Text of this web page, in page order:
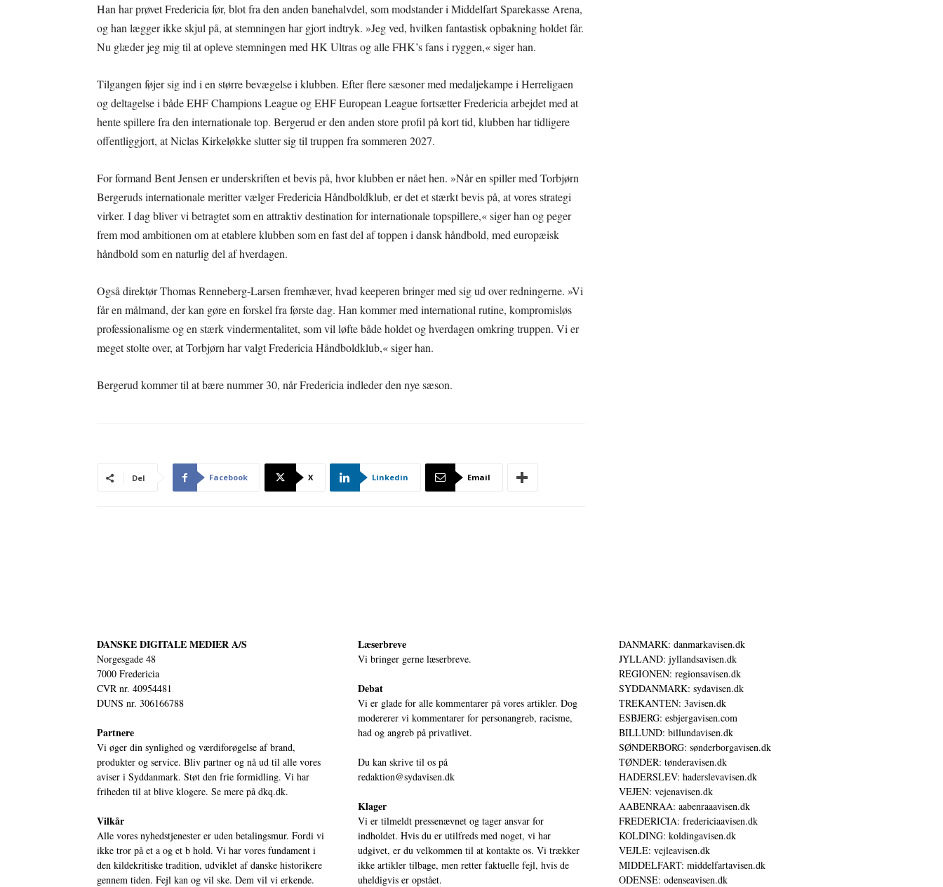
Han har prøvet Fredericia før, blot fra den anden banehalvdel, som modstander i Middelfart Sparekasse Arena,
og han lægger ikke skjul på, at stemningen har gjort indtryk. »Jeg ved, hvilken fantastisk opbakning holdet får.
Nu glæder jeg mig til at opleve stemningen med HK Ultras og alle FHK’s fans i ryggen,« siger han.
Tilgangen føjer sig ind i en større bevægelse i klubben. Efter flere sæsoner med medaljekampe i Herreligaen
og deltagelse i både EHF Champions League og EHF European League fortsætter Fredericia arbejdet med at
hente spillere fra den internationale top. Bergerud er den anden store profil på kort tid, klubben har tidligere
offentliggjort, at Niclas Kirkeløkke slutter sig til truppen fra sommeren 2027.
For formand Bent Jensen er underskriften et bevis på, hvor klubben er nået hen. »Når en spiller med Torbjørn
Bergeruds internationale meritter vælger Fredericia Håndboldklub, er det et stærkt bevis på, at vores strategi
virker. I dag bliver vi betragtet som en attraktiv destination for internationale topspillere,« siger han og peger
frem mod ambitionen om at etablere klubben som en fast del af toppen i dansk håndbold, med europæisk
håndbold som en naturlig del af hverdagen.
Også direktør Thomas Renneberg-Larsen fremhæver, hvad keeperen bringer med sig ud over redningerne. »Vi
får en målmand, der kan gøre en forskel fra første dag. Han kommer med international rutine, kompromisløs
professionalisme og en stærk vindermentalitet, som vil løfte både holdet og hverdagen omkring truppen. Vi er
meget stolte over, at Torbjørn har valgt Fredericia Håndboldklub,« siger han.
Bergerud kommer til at bære nummer 30, når Fredericia indleder den nye sæson.
Del Facebook X Linkedin Email
DANSKE DIGITALE MEDIER A/S
Norgesgade 48
7000 Fredericia
CVR nr. 40954481
DUNS nr. 306166788
Partnere
Vi øger din synlighed og værdiforøgelse af brand,
produkter og service. Bliv partner og nå ud til alle vores
aviser i Syddanmark. Støt den frie formidling. Vi har
friheden til at blive klogere. Se mere på dkq.dk.
Vilkår
Alle vores nyhedstjenester er uden betalingsmur. Fordi vi
ikke tror på et a og et b hold. Vi har vores fundament i
den kildekritiske tradition, udviklet af danske historikere
gennem tiden. Fejl kan og vil ske. Dem vil vi erkende.
Læserbreve
Vi bringer gerne læserbreve.
Debat
Vi er glade for alle kommentarer på vores artikler. Dog
modererer vi kommentarer for personangreb, racisme,
had og angreb på privatlivet.
Du kan skrive til os på
redaktion@sydavisen.dk
Klager
Vi er tilmeldt pressenævnet og tager ansvar for
indholdet. Hvis du er utilfreds med noget, vi har
udgivet, er du velkommen til at kontakte os. Vi trækker
ikke artikler tilbage, men retter faktuelle fejl, hvis de
uheldigvis er opstået.
DANMARK: danmarkavisen.dk
JYLLAND: jyllandsavisen.dk
REGIONEN: regionsavisen.dk
SYDDANMARK: sydavisen.dk
TREKANTEN: 3avisen.dk
ESBJERG: esbjergavisen.com
BILLUND: billundavisen.dk
SØNDERBORG: sønderborgavisen.dk
TØNDER: tønderavisen.dk
HADERSLEV: haderslevavisen.dk
VEJEN: vejenavisen.dk
AABENRAA: aabenraaavisen.dk
FREDERICIA: fredericiaavisen.dk
KOLDING: koldingavisen.dk
VEJLE: vejleavisen.dk
MIDDELFART: middelfartavisen.dk
ODENSE: odenseavisen.dk